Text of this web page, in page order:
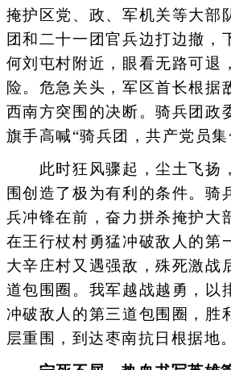
掩护区党、政、军机关等大部
团和二十一团官兵边打边撤，
何刘屯村附近，眼看无路可退
险。危急关头，军区首长根据
西南方突围的决断。骑兵团政
旗手高喊“骑兵团，共产党员集
此时狂风骤起，尘土飞扬
围创造了极为有利的条件。骑
兵冲锋在前，奋力拼杀掩护大
在王行杖村勇猛冲破敌人的第
大辛庄村又遇强敌，殊死激战
道包围圈。我军越战越勇，以
冲破敌人的第三道包围圈，胜
层重围，到达枣南抗日根据地。